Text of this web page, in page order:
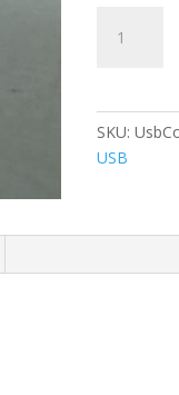
micro
cantidad
SKU:
USB